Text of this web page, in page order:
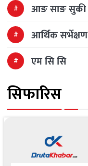
आङ साङ सुकी
आर्थिक सर्भेक्षण
एम सि सि
सिफारिस